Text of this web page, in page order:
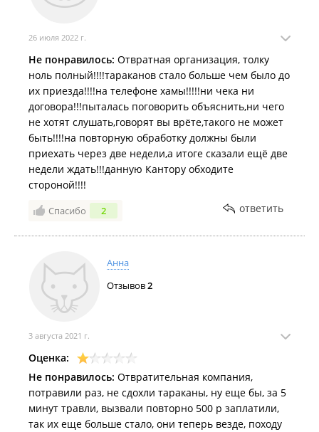
невозможный, за 3 часа открытых окон не
аллергией или непереносимостью химзапахов дня
3 лучше не появляться. Посмотрим на сколько
хватит.
26 июля 2022 г.
Не понравилось: Отвратная организация, толку
ноль полный!!!!тараканов стало больше чем было до
их приезда!!!!на телефоне хамы!!!!!ни чека ни
договора!!!пыталась поговорить объяснить,ни чего
не хотят слушать,говорят вы врёте,такого не может
быть!!!!на повторную обработку должны были
приехать через две недели,а итоге сказали ещё две
недели ждать!!!данную Кантору обходите
стороной!!!!
Спасибо 2 ответить
Анна
Отзывов2
3 августа 2021 г.
Оценка:
Не понравилось: Отвратительная компания,
потравили раз, не сдохли тараканы, ну еще бы, за 5
минут травли, вызвали повторно 500 р заплатили,
так их еще больше стало, они теперь везде, походу